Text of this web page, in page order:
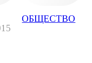
ОБЩЕСТВО